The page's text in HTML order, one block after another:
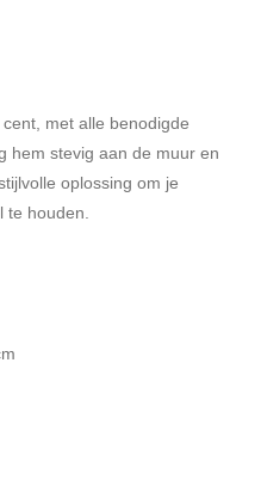
met alle benodigde
hem stevig aan de muur en
oplossing om je
houden.